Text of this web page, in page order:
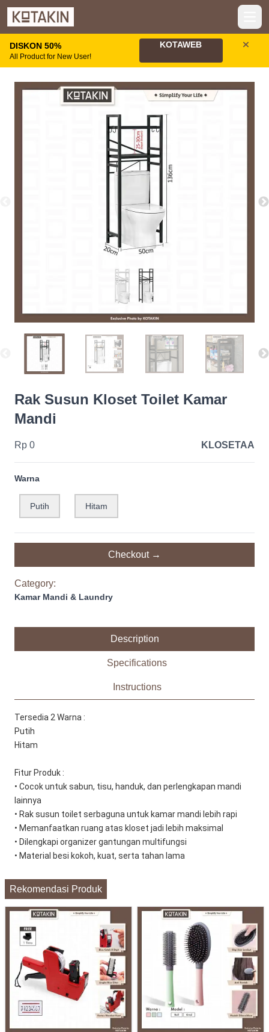
DISKON 50%
All Product for New User!
KOTAWEB
Rak Susun Kloset Toilet Kamar
Mandi
Rp 0 KLOSETAA
Warna
Putih Hitam
Checkout →
Category:
Kamar Mandi & Laundry
Description
Specifications
Instructions
Tersedia 2 Warna :
Putih
Hitam
Fitur Produk :
• Cocok untuk sabun, tisu, handuk, dan perlengkapan mandi
lainnya
• Rak susun toilet serbaguna untuk kamar mandi lebih rapi
• Memanfaatkan ruang atas kloset jadi lebih maksimal
• Dilengkapi organizer gantungan multifungsi
• Material besi kokoh, kuat, serta tahan lama
Rekomendasi Produk